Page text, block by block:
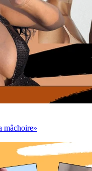
mâchoire»